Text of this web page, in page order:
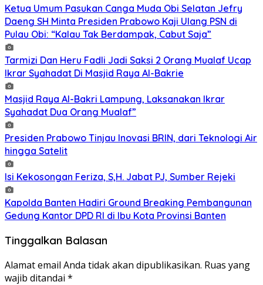
Ketua Umum Pasukan Canga Muda Obi Selatan Jefry
Daeng SH Minta Presiden Prabowo Kaji Ulang PSN di
Pulau Obi: “Kalau Tak Berdampak, Cabut Saja”
Tarmizi Dan Heru Fadli Jadi Saksi 2 Orang Mualaf Ucap
Ikrar Syahadat Di Masjid Raya Al-Bakrie
Masjid Raya Al-Bakri Lampung, Laksanakan Ikrar
Syahadat Dua Orang Mualaf”
Presiden Prabowo Tinjau Inovasi BRIN, dari Teknologi Air
hingga Satelit
Isi Kekosongan Feriza, S,H. Jabat PJ, Sumber Rejeki
Kapolda Banten Hadiri Ground Breaking Pembangunan
Gedung Kantor DPD RI di Ibu Kota Provinsi Banten
Tinggalkan Balasan
Alamat email Anda tidak akan dipublikasikan. Ruas yang
wajib ditandai *